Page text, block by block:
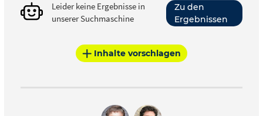
Leider keine Ergebnisse in
unserer Suchmaschine
Zu den
Ergebnissen
Inhalte vorschlagen